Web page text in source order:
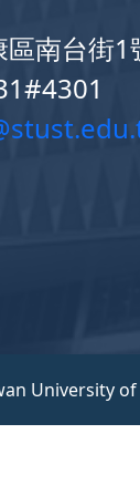
南台街1
University of